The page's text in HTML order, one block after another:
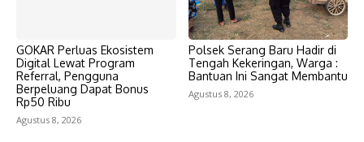
GOKAR Perluas Ekosistem
Digital Lewat Program
Referral, Pengguna
Berpeluang Dapat Bonus
Rp50 Ribu
Agustus 8, 2026
Polsek Serang Baru Hadir di
Tengah Kekeringan, Warga :
Bantuan Ini Sangat Membantu
Agustus 8, 2026